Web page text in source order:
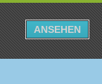
ANSEHEN